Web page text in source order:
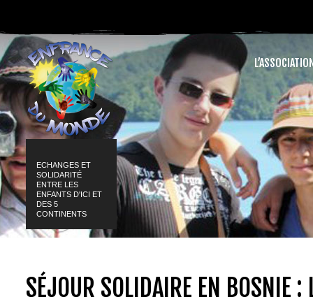
ECHANGES ET
SOLIDARITÉ
ENTRE LES
ENFANTS D'ICI ET
DES 5
CONTINENTS
SÉJOUR SOLIDAIRE EN BOSNIE